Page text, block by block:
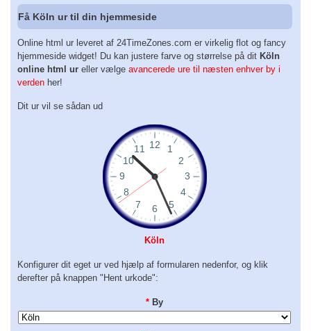
Få Köln ur til din hjemmeside
Online html ur leveret af 24TimeZones.com er virkelig flot og fancy
hjemmeside widget! Du kan justere farve og størrelse på dit Köln
online html ur eller vælge avancerede ure til næsten enhver by i
verden her!
Dit ur vil se sådan ud
Köln
Konfigurer dit eget ur ved hjælp af formularen nedenfor, og klik
derefter på knappen "Hent urkode":
* By